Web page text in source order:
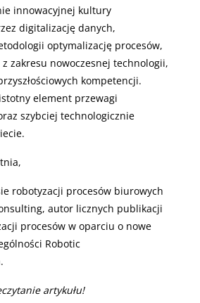
innowacyjnej kultury
digitalizację danych,
optymalizację procesów,
zakresu nowoczesnej technologii,
kompetencji.
element przewagi
szybciej technologicznie
robotyzacji procesów biurowych
autor licznych publikacji
procesów w oparciu o nowe
Robotic
artykułu!